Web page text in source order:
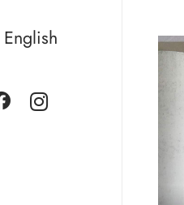
English